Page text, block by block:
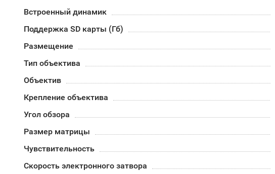
Встроенный динамик
Поддержка SD карты (Гб)
Размещение
Тип объектива
Объектив
Крепление объектива
Угол обзора
Размер матрицы
Чувствительность
Скорость электронного затвора